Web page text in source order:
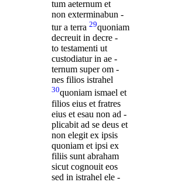
tum aeternum et
non exterminabun -
tur a terra 29quoniam
decreuit in decre -
to testamenti ut
custodiatur in ae -
ternum super om -
nes filios istrahel
30quoniam ismael et
filios eius et fratres
eius et esau non ad -
plicabit ad se deus et
non elegit ex ipsis
quoniam et ipsi ex
filiis sunt abraham
sicut cognouit eos
sed in istrahel ele -